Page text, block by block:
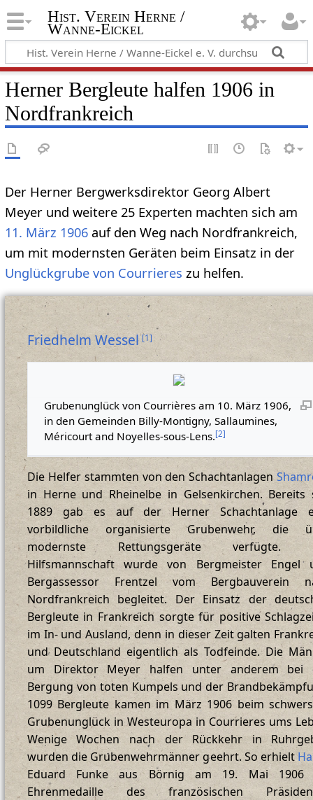
Hist. Verein Herne /
Wanne-Eickel
Herner Bergleute halfen 1906 in
Nordfrankreich
Der Herner Bergwerksdirektor Georg Albert
Meyer und weitere 25 Experten machten sich am
11. März 1906auf den Weg nach Nordfrankreich,
um mit modernsten Geräten beim Einsatz in der
Unglückgrube von Courrieres zu helfen.
Friedhelm Wessel [1]
Grubenunglück von Courrières am 10. März 1906,
in den Gemeinden Billy-Montigny, Sallaumines,
Méricourt and Noyelles-sous-Lens.[2]
Die Helfer stammten von den Schachtanlagen
in Herne und Rheinelbe in Gelsenkirchen. Bereits
1889 gab es auf der Herner Schachtanlage
vorbildliche organisierte Grubenwehr, die
modernste Rettungsgeräte verfügte.
Hilfsmannschaft wurde von Bergmeister Engel
Bergassessor Frentzel vom Bergbauverein
Nordfrankreich begleitet. Der Einsatz der
Bergleute in Frankreich sorgte für positive
im In- und Ausland, denn in dieser Zeit galten
und Deutschland eigentlich als Todfeinde. Die
um Direktor Meyer halfen unter anderem bei
Bergung von toten Kumpels und der
1099 Bergleute kamen im März 1906 beim
Grubenunglück in Westeuropa in Courrieres ums
Wenige Wochen nach der Rückkehr in
wurden die Grubenwehrmänner geehrt. So erhielt
Eduard Funke aus Börnig am 19. Mai 1906
Ehrenmedaille des französischen